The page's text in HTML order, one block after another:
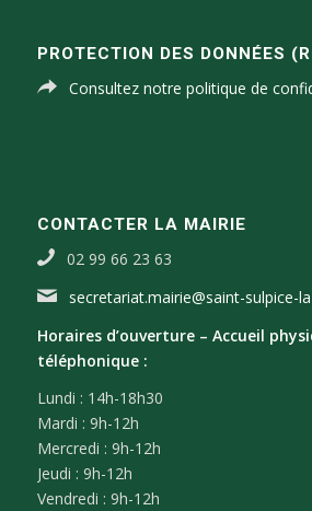
PROTECTION DES DONNÉES
Consultez notre politique de
CONTACTER LA MAIRIE
02 99 66 23 63
secretariat.mairie@saint-sulpice-
Horaires d’ouverture – Accueil
téléphonique :
Lundi : 14h-18h30
Mardi : 9h-12h
Mercredi : 9h-12h
Jeudi : 9h-12h
Vendredi : 9h-12h